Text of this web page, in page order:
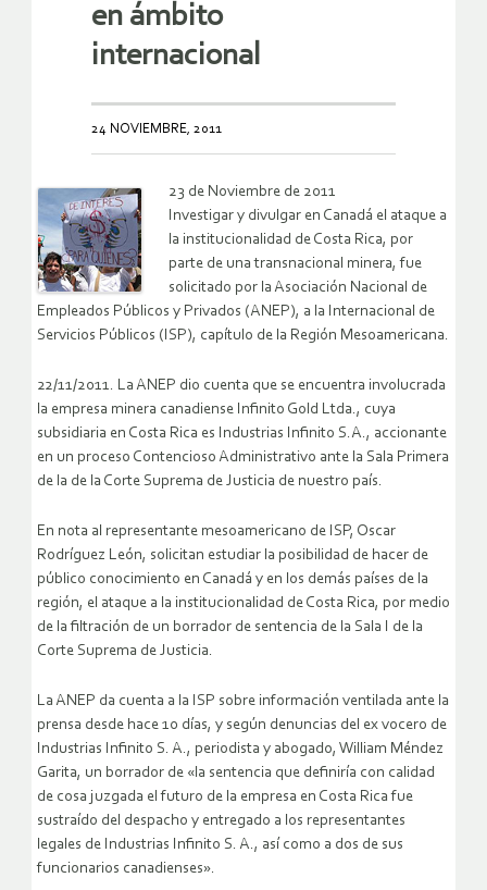
en ámbito
internacional
24 NOVIEMBRE, 2011
23 de Noviembre de 2011
Investigar y divulgar en Canadá el ataque a
la institucionalidad de Costa Rica, por
parte de una transnacional minera, fue
solicitado por la Asociación Nacional de
Empleados Públicos y Privados (ANEP), a la Internacional de
Servicios Públicos (ISP), capítulo de la Región Mesoamericana.
22/11/2011. La ANEP dio cuenta que se encuentra involucrada
la empresa minera canadiense Infinito Gold Ltda., cuya
subsidiaria en Costa Rica es Industrias Infinito S.A., accionante
en un proceso Contencioso Administrativo ante la Sala Primera
de la de la Corte Suprema de Justicia de nuestro país.
En nota al representante mesoamericano de ISP, Oscar
Rodríguez León, solicitan estudiar la posibilidad de hacer de
público conocimiento en Canadá y en los demás países de la
región, el ataque a la institucionalidad de Costa Rica, por medio
de la filtración de un borrador de sentencia de la Sala I de la
Corte Suprema de Justicia.
La ANEP da cuenta a la ISP sobre información ventilada ante la
prensa desde hace 10 días, y según denuncias del ex vocero de
Industrias Infinito S. A., periodista y abogado, William Méndez
Garita, un borrador de «la sentencia que definiría con calidad
de cosa juzgada el futuro de la empresa en Costa Rica fue
sustraído del despacho y entregado a los representantes
legales de Industrias Infinito S. A., así como a dos de sus
funcionarios canadienses».